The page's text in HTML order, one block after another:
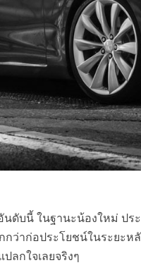
ดับนี้ ในฐานะน้องใหม่ ปร
าก่อประโยชน์ในระยะห
ลกใจเลยจริงๆ